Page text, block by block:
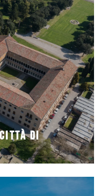
Città di
Città di
si trova
della Loggetta